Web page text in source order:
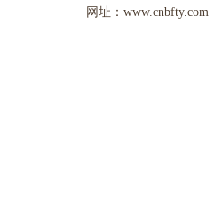
网址：www.cnbfty.com